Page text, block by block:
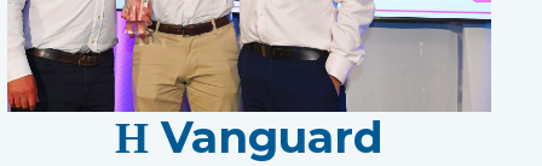
Η Vanguard